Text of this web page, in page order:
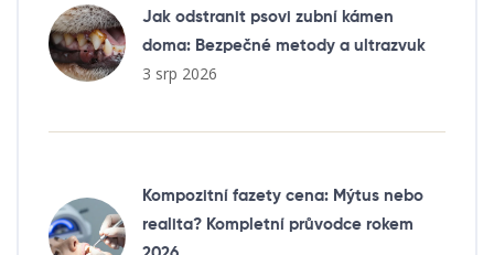
Jak odstranit psovi zubní kámen
doma: Bezpečné metody a ultrazvuk
3 srp 2026
Kompozitní fazety cena: Mýtus nebo
realita? Kompletní průvodce rokem